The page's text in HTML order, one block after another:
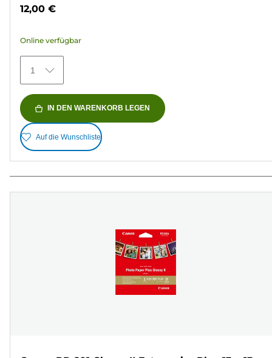
148
Bewertungen
12,00 €
Online verfügbar
1
IN DEN WARENKORB LEGEN
Auf die Wunschliste